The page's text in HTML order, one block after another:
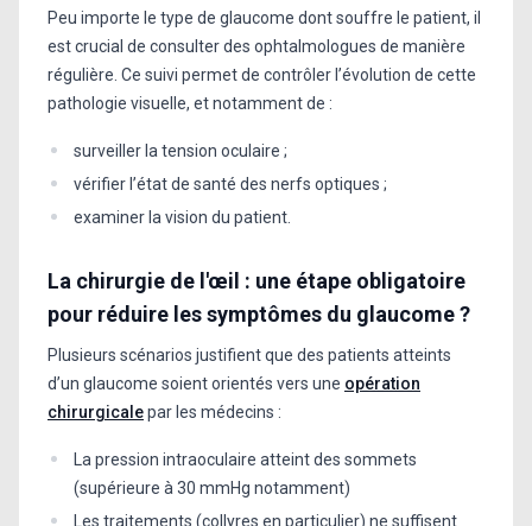
Peu importe le type de glaucome dont souffre le patient, il
est crucial de consulter des ophtalmologues de manière
régulière. Ce suivi permet de contrôler l’évolution de cette
pathologie visuelle, et notamment de :
surveiller la tension oculaire ;
vérifier l’état de santé des nerfs optiques ;
examiner la vision du patient.
La chirurgie de l'œil : une étape obligatoire
pour réduire les symptômes du glaucome ?
Plusieurs scénarios justifient que des patients atteints
d’un glaucome soient orientés vers une opération
chirurgicalepar les médecins :
La pression intraoculaire atteint des sommets
(supérieure à 30 mmHg notamment)
Les traitements (collyres en particulier) ne suffisent